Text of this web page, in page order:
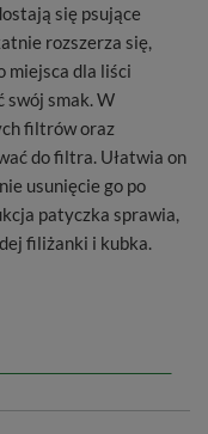
się psujące
rozszerza się,
miejsca dla liści
swój smak. W
filtrów oraz
do filtra. Ułatwia on
usunięcie go po
patyczka sprawia,
filiżanki i kubka.